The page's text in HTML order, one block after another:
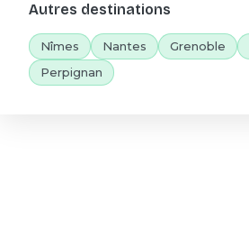
Autres destinations
Nîmes Nantes Grenoble
Perpignan